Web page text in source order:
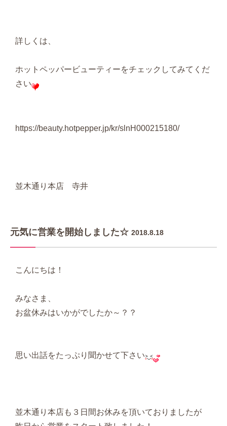
詳しくは、
ホットペッパービューティーをチェックしてみてくだ
さい
https://beauty.hotpepper.jp/kr/slnH000215180/
並木通り本店 寺井
元気に営業を開始しました☆ 2018.8.18
こんにちは！
みなさま、
お盆休みはいかがでしたか～？？
思い出話をたっぷり聞かせて下さい
並木通り本店も３日間お休みを頂いておりましたが